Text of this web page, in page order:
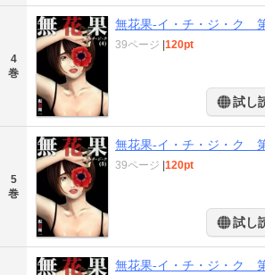
4
巻
無花果-イ・チ・ジ・ク
39ページ 120pt
試し
5
巻
無花果-イ・チ・ジ・ク
39ページ 120pt
試し
無花果-イ・チ・ジ・ク